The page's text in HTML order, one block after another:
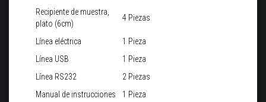
Recipiente de muestra,
plato (6cm)
4 Piezas
Línea eléctrica
1 Pieza
Línea USB
1 Pieza
Línea RS232
2 Piezas
Manual de instrucciones
1 Pieza